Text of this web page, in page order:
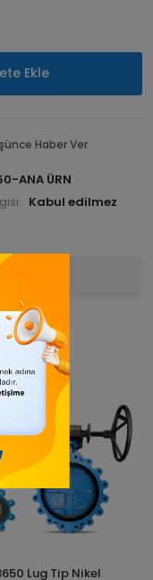
Ekle
Haber Ver
ANA ÜRN
Lug Tip Nikel